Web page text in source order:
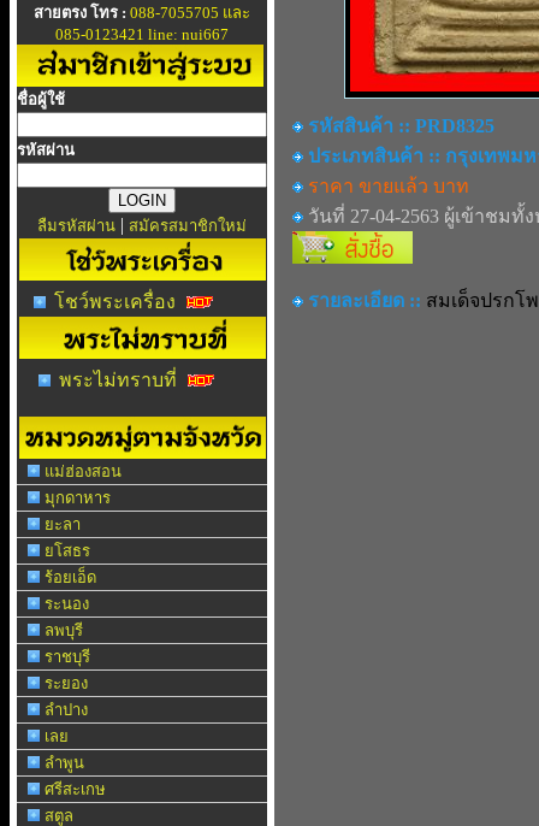
สายตรง โทร : 088-7055705 และ
085-0123421 line: nui667
ชื่อผู้ใช้
รหัสผ่าน
ลืมรหัสผ่าน | สมัครสมาชิกใหม่
โชว์พระเครื่อง
พระไม่ทราบที่
แม่ฮ่องสอน
มุกดาหาร
ยะลา
ยโสธร
ร้อยเอ็ด
ระนอง
ลพบุรี
ราชบุรี
ระยอง
ลำปาง
เลย
ลำพูน
ศรีสะเกษ
สตูล
รหัสสินค้า :: PRD8325
ประเภทสินค้า :: กรุงเทพม
ราคา ขายแล้ว บาท
วันที่ 27-04-2563 ผู้เข้าชมทั้
รายละเอียด :: สมเด็จปรกโ